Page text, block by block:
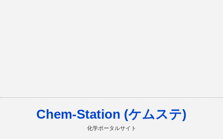
Chem-Station (ケムステ)
化学ポータルサイト